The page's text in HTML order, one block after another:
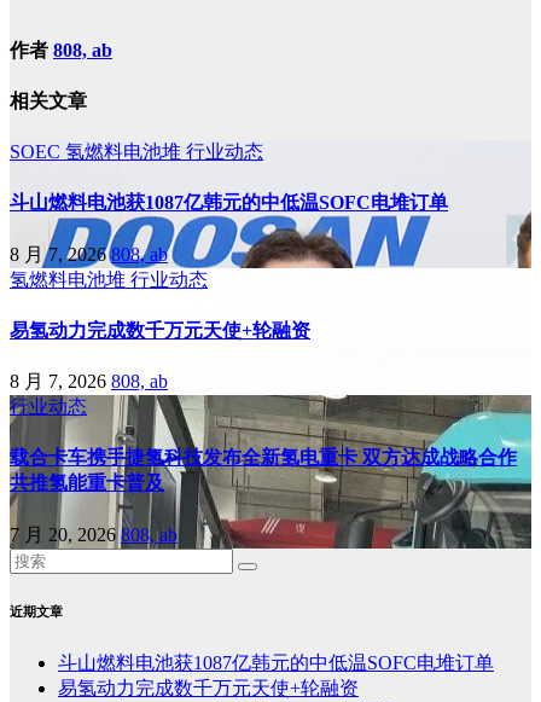
作者 808, ab
相关文章
SOEC 氢燃料电池堆 行业动态
斗山燃料电池获1087亿韩元的中低温SOFC电堆订单
8 月 7, 2026808, ab
氢燃料电池堆 行业动态
易氢动力完成数千万元天使+轮融资
8 月 7, 2026 808, ab
行业动态
载合卡车携手捷氢科技发布全新氢电重卡 双方达成战略合作
共推氢能重卡普及
7 月 20, 2026808, ab
近期文章
斗山燃料电池获1087亿韩元的中低温SOFC电堆订单
易氢动力完成数千万元天使+轮融资